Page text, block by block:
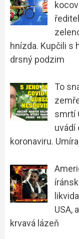
hnízda. Kupčili s
drsný podzim
To
smrtí
uvádí
koronaviru.
USA,
krvavá lázeň